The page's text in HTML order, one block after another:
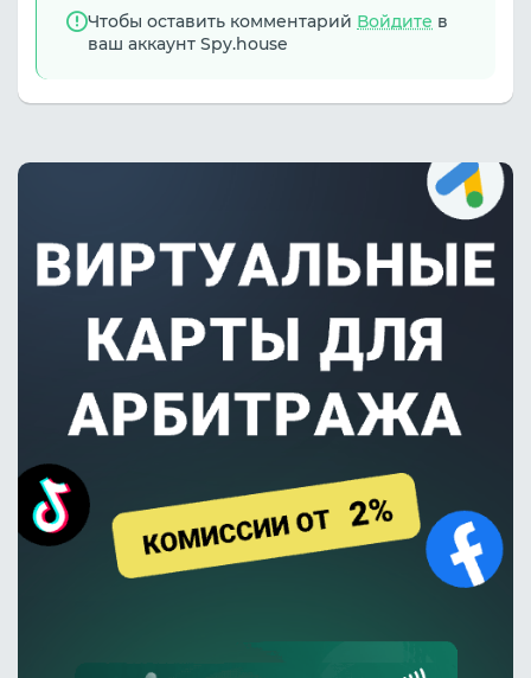
Чтобы оставить комментарий Войдите в
ваш аккаунт Spy.house